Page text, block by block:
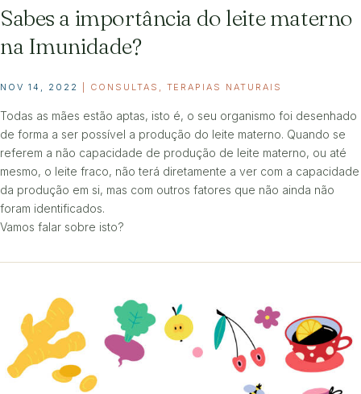
Sabes a importância do leite materno
na Imunidade?
NOV 14, 2022 CONSULTAS TERAPIAS NATURAIS
Todas as mães estão aptas, isto é, o seu organismo foi desenhado
de forma a ser possível a produção do leite materno. Quando se
referem a não capacidade de produção de leite materno, ou até
mesmo, o leite fraco, não terá diretamente a ver com a capacidade
da produção em si, mas com outros fatores que não ainda não
foram identificados.
Vamos falar sobre isto?